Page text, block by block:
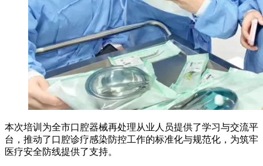
本次培训为全市口腔器械再处理从业人员提供了学习与交流平
台，推动了口腔诊疗感染防控工作的标准化与规范化，为筑牢
医疗安全防线提供了支持。